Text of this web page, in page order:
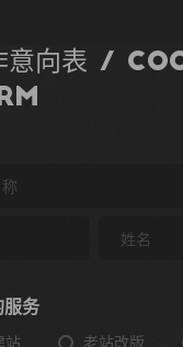
意向表 /
服务
站 老站改版